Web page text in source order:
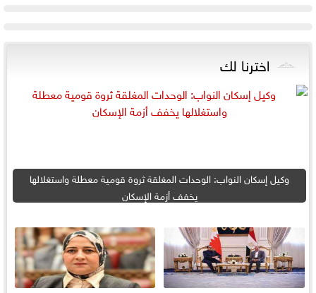
اخترنا لك
وكيل إسكان النواب: الوحدات المغلقة ثروة قومية معطلة واستغلالها
يخفف أزمة الإسكان